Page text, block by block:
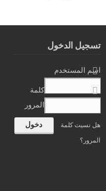
تسجيل الدخول
اسم المستخدم
كلمة
المرور
هل نسيت كلمة
المرور؟